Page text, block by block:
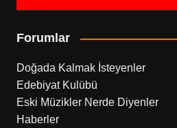
Forumlar
Doğada Kalmak İsteyenler
Edebiyat Kulübü
Eski Müzikler Nerde Diyenler
Haberler